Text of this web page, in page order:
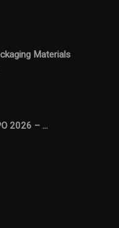
Materials
2026 – ...